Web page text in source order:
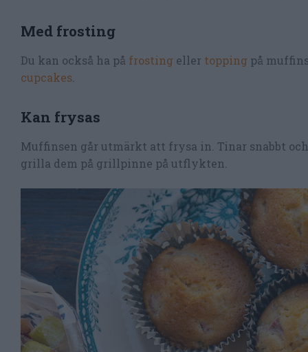
Med frosting
Du kan också ha på frosting eller topping på
cupcakes
Kan frysas
Muffinsen går utmärkt att frysa in. Tinar snabbt
grilla dem på grillpinne på utflykten.